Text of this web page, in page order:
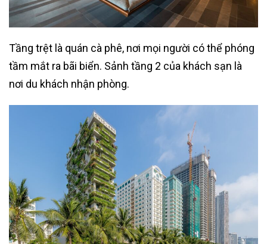
Tầng trệt là quán cà phê, nơi mọi người có thể phóng
tầm mắt ra bãi biển. Sảnh tầng 2 của khách sạn là
nơi du khách nhận phòng.